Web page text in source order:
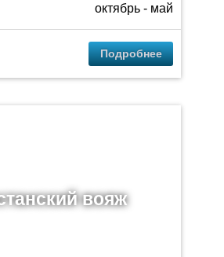
октябрь - май
Подробнее
вояж